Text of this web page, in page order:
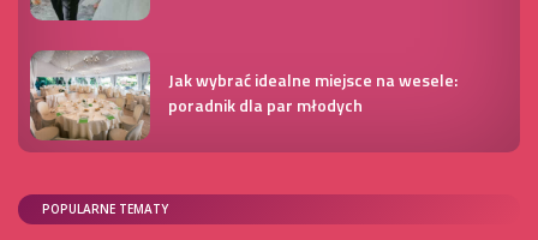
Jak wybrać idealne miejsce na wesele:
poradnik dla par młodych
POPULARNE TEMATY